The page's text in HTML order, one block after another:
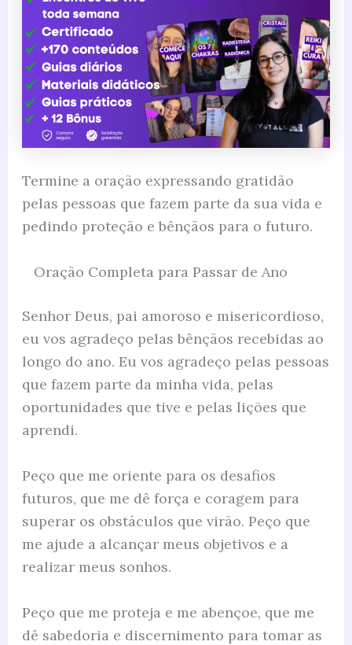
Termine a oração expressando gratidão
pelas pessoas que fazem parte da sua vida e
pedindo proteção e bênçãos para o futuro.
Oração Completa para Passar de Ano
Senhor Deus, pai amoroso e misericordioso,
eu vos agradeço pelas bênçãos recebidas ao
longo do ano. Eu vos agradeço pelas pessoas
que fazem parte da minha vida, pelas
oportunidades que tive e pelas lições que
aprendi.
Peço que me oriente para os desafios
futuros, que me dê força e coragem para
superar os obstáculos que virão. Peço que
me ajude a alcançar meus objetivos e a
realizar meus sonhos.
Peço que me proteja e me abençoe, que me
dê sabedoria e discernimento para tomar as